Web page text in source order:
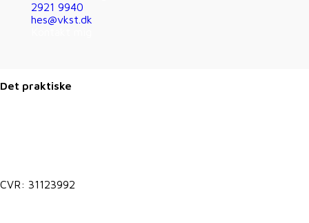
2921 9940
hes@vkst.dk
Det praktiske
CVR: 31123992